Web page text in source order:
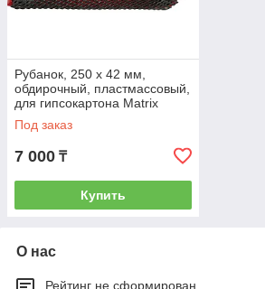
Рубанок, 250 х 42 мм,
обдирочный, пластмассовый,
для гипсокартона Matrix
879085
Под заказ
7 000 ₸
Купить
О нас
Рейтинг не сформирован